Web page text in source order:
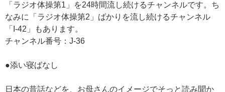
「ラジオ体操第1」を24時間流し続けるチャンネルです。ち
なみに「ラジオ体操第2」ばかりを流し続けるチャンネル
「I-42」もあります。
チャンネル番号：J-36
●添い寝ばなし
日本の昔話などを、お母さんのイメージでそっと読み聞か